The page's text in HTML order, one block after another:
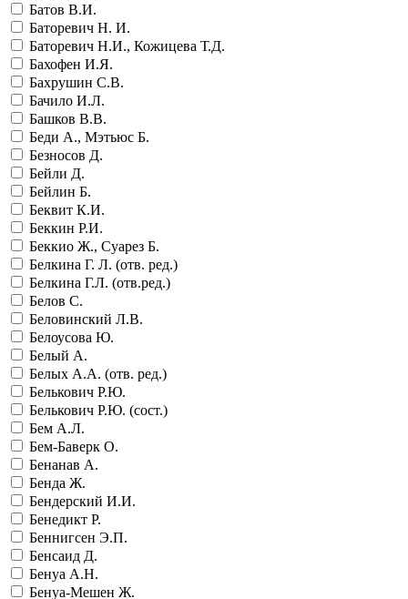
Батов В.И.
Баторевич Н. И.
Баторевич Н.И., Кожицева Т.Д.
Бахофен И.Я.
Бахрушин С.В.
Бачило И.Л.
Башков В.В.
Беди А., Мэтьюс Б.
Безносов Д.
Бейли Д.
Бейлин Б.
Беквит К.И.
Беккин Р.И.
Беккио Ж., Суарез Б.
Белкина Г. Л. (отв. ред.)
Белкина Г.Л. (отв.ред.)
Белов С.
Беловинский Л.В.
Белоусова Ю.
Белый А.
Белых А.А. (отв. ред.)
Белькович Р.Ю.
Белькович Р.Ю. (сост.)
Бем А.Л.
Бем-Баверк О.
Бенанав А.
Бенда Ж.
Бендерский И.И.
Бенедикт Р.
Беннигсен Э.П.
Бенсаид Д.
Бенуа А.Н.
Бенуа-Мешен Ж.